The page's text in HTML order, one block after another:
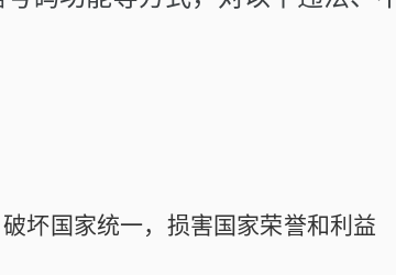
坏国家统一，损害国家荣誉和利益